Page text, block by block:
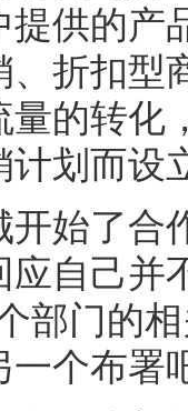
提供的产
、折扣型
量的转化
计划而设
始了合
应自己并
部门的
个布署